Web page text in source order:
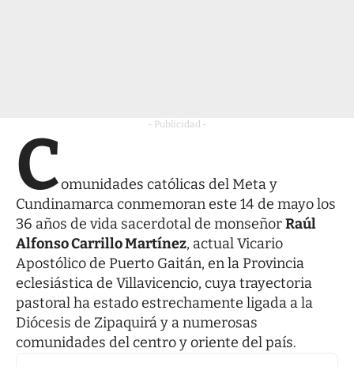
- Publicidad -
Comunidades católicas del Meta y
Cundinamarca conmemoran este 14 de mayo los
36 años de vida sacerdotal de monseñorRaúl
Alfonso Carrillo Martínez, actual Vicario
Apostólico de Puerto Gaitán, en la Provincia
eclesiástica de Villavicencio, cuya trayectoria
pastoral ha estado estrechamente ligada a la
Diócesis de Zipaquirá y a numerosas
comunidades del centro y oriente del país.